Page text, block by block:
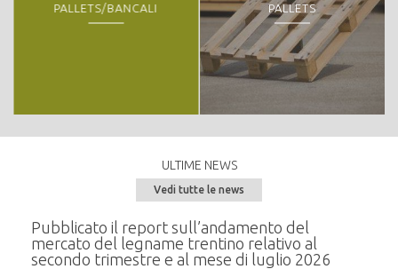
PALLETS/BANCALI
PALLETS
ULTIME NEWS
Vedi tutte le news
Pubblicato il report sull’andamento del
mercato del legname trentino relativo al
secondo trimestre e al mese di luglio 2026